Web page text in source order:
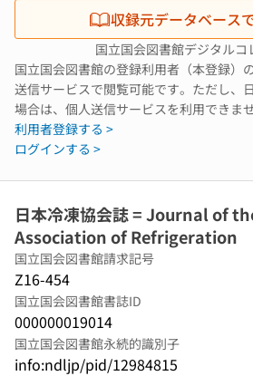
収録元データベース
国立国会図書館デジタルコ
国立国会図書館の登録利用者（本登録）
送信サービスで閲覧可能です。ただし、
場合は、個人送信サービスを利用できませ
利用者登録する >
ログインする >
日本冷凍協会誌 = Journal of
Association of Refrigeration
国立国会図書館請求記号
Z16-454
国立国会図書館書誌ID
000000019014
国立国会図書館永続的識別子
info:ndljp/pid/12984815